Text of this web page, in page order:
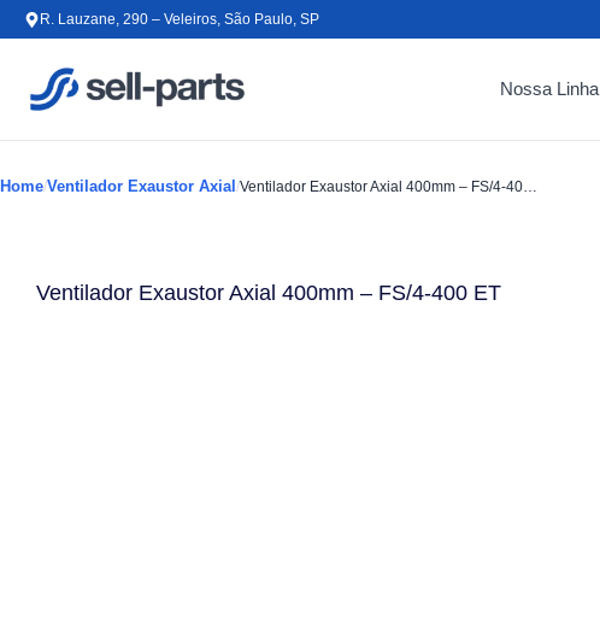
Ir para o conteúdo
R. Lauzane, 290 – Veleiros, São Paulo, SP
Nossa Linha
Home/Ventilador Exaustor Axial /
Ventilador Exaustor Axial 400mm – FS/4-400 ET